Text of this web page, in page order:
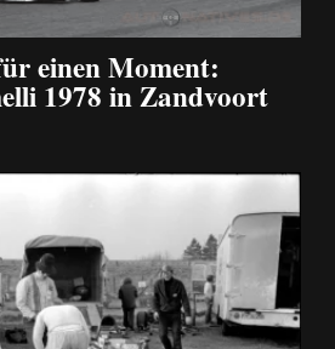
einen Moment:
1978 in Zandvoort